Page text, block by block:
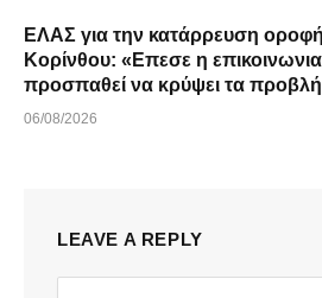
ΕΛΑΣ για την κατάρρευση
Κορίνθου: «Επεσε η
προσπαθεί να κρύψει τα
06/08/2026
LEAVE A REPLY